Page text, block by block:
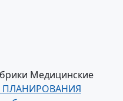
Медицинские
ПЛАНИРОВАНИЯ